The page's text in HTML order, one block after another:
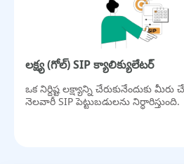
లక్ష్య (గోల్) SIP క్యాలిక్యులేటర్
ఒక నిర్దిష్ట లక్ష్యాన్ని చేరుకునేందుకు
నెలవారీ SIP పెట్టుబడులను నిర్ధారిస్తుంది.